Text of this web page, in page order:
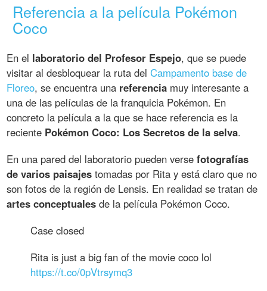
Referencia a la película Pokémon
Coco
En el laboratorio del Profesor Espejo, que se puede
visitar al desbloquear la ruta delCampamento base de
Floreo, se encuentra una referencia muy interesante a
una de las películas de la franquicia Pokémon. En
concreto la película a la que se hace referencia es la
reciente Pokémon Coco: Los Secretos de la selva.
En una pared del laboratorio pueden versefotografías
de varios paisajes tomadas por Rita y está claro que no
son fotos de la región de Lensis. En realidad se tratan de
artes conceptuales de la película Pokémon Coco.
Case closed
Rita is just a big fan of the movie coco lol
https://t.co/0pVtrsymq3